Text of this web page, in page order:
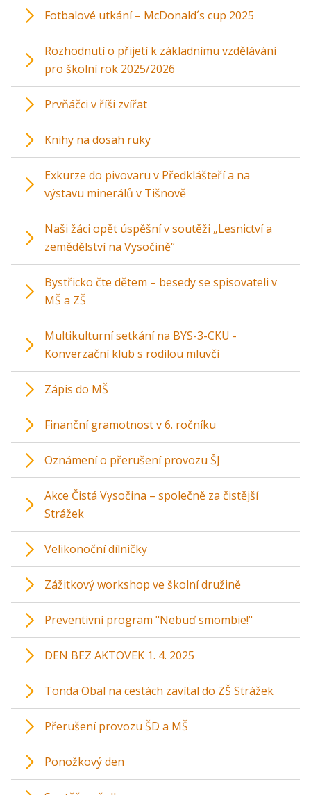
Fotbalové utkání – McDonald´s cup 2025
Rozhodnutí o přijetí k základnímu vzdělávání
pro školní rok 2025/2026
Prvňáčci v říši zvířat
Knihy na dosah ruky
Exkurze do pivovaru v Předklášteří a na
výstavu minerálů v Tišnově
Naši žáci opět úspěšní v soutěži „Lesnictví a
zemědělství na Vysočině“
Bystřicko čte dětem – besedy se spisovateli v
MŠ a ZŠ
Multikulturní setkání na BYS-3-CKU -
Konverzační klub s rodilou mluvčí
Zápis do MŠ
Finanční gramotnost v 6. ročníku
Oznámení o přerušení provozu ŠJ
Akce Čistá Vysočina – společně za čistější
Strážek
Velikonoční dílničky
Zážitkový workshop ve školní družině
Preventivní program "Nebuď smombie!"
DEN BEZ AKTOVEK 1. 4. 2025
Tonda Obal na cestách zavítal do ZŠ Strážek
Přerušení provozu ŠD a MŠ
Ponožkový den